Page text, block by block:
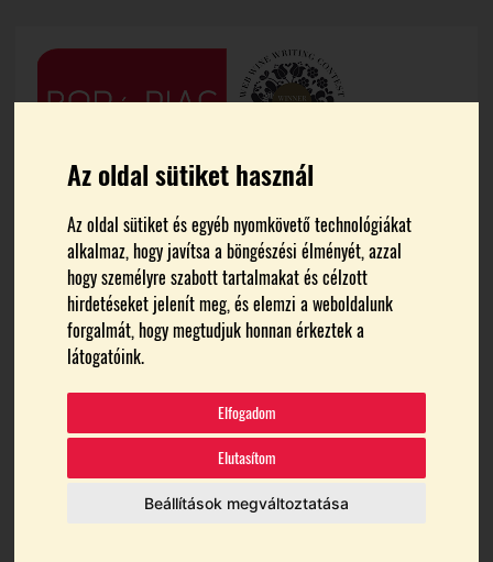
Az oldal sütiket használ
Az oldal sütiket és egyéb nyomkövető technológiákat
alkalmaz, hogy javítsa a böngészési élményét, azzal
hogy személyre szabott tartalmakat és célzott
hirdetéseket jelenít meg, és elemzi a weboldalunk
forgalmát, hogy megtudjuk honnan érkeztek a
látogatóink.
Elfogadom
Elutasítom
Beállítások megváltoztatása
FŐOLDAL VISIT MISKOLC
visit miskolc